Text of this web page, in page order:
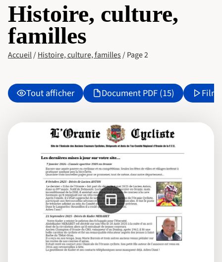
Histoire, culture,
familles
Accueil/Histoire, culture, familles/Page 2
Tout afficher Document PDF (15) Film